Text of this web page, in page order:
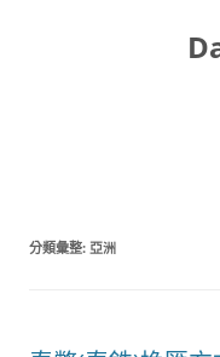
分類彙整: 亞洲